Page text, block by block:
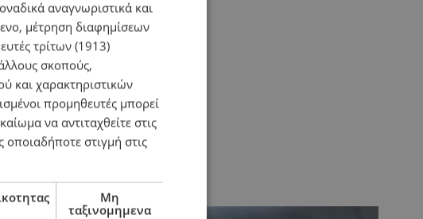
αναγνωριστικά και
μέτρηση διαφημίσεων
τρίτων (1913)
σκοπούς,
και χαρακτηριστικών
προμηθευτές μπορεί
να αντιταχθείτε στις
στιγμή στις
Μη
ταξινομημενα